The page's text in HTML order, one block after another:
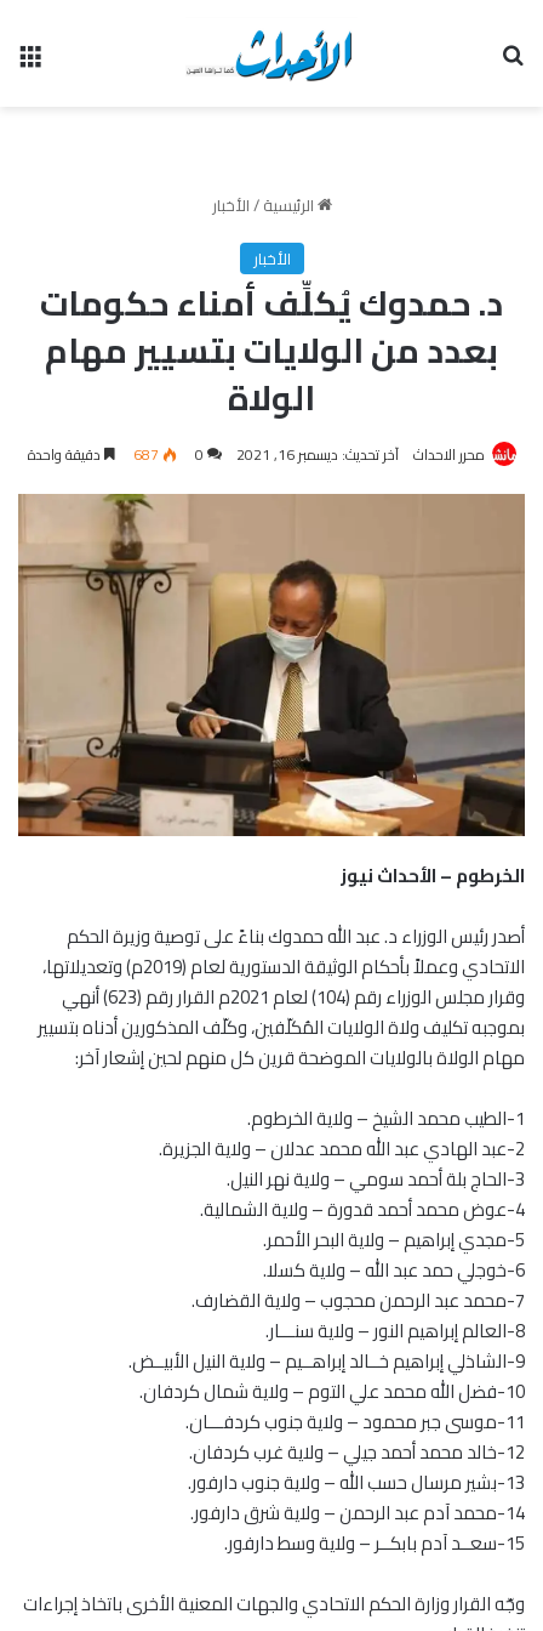
الرئيسية/الأخبار
الأخبار
د. حمدوك يُكلِّف أمناء حكومات
بعدد من الولايات بتسيير مهام
الولاة
محرر الاحداث آخر تحديث: ديسمبر 16, 2021 0
687 دقيقة واحدة
الخرطوم – الأحداث نيوز
أصدر رئيس الوزراء د. عبد الله حمدوك بناءً على توصية وزيرة الحكم
الاتحادي وعملاً بأحكام الوثيقة الدستورية لعام (2019م) وتعديلاتها،
وقرار مجلس الوزراء رقم (104) لعام 2021م القرار رقم (623) أنهي
بموجبه تكليف ولاة الولايات المُكلّفين، وكلّف المذكورين أدناه بتسيير
مهام الولاة بالولايات الموضحة قرين كل منهم لحين إشعار آخر:
1-الطيب محمد الشيخ – ولاية الخرطوم.
2-عبد الهادي عبد الله محمد عدلان – ولاية الجزيرة.
3-الحاج بلة أحمد سومي – ولاية نهر النيل.
4-عوض محمد أحمد قدورة – ولاية الشمالية.
5-مجدي إبراهيم – ولاية البحر الأحمر.
6-خوجلي حمد عبد الله – ولاية كسلا.
7-محمد عبد الرحمن محجوب – ولاية القضارف.
8-العالم إبراهيم النور – ولاية سنـــار.
9-الشاذلي إبراهيم خــالد إبراهــيم – ولاية النيل الأبيــض.
10-فضل الله محمد علي التوم – ولاية شمال كردفان.
11-موسى جبر محمود – ولاية جنوب كردفـــان.
12-خالد محمد أحمد جيلي – ولاية غرب كردفان.
13-بشير مرسال حسب الله – ولاية جنوب دارفور.
14-محمد آدم عبد الرحمن – ولاية شرق دارفور.
15-سعــد آدم بابكــر – ولاية وسط دارفور.
وجّه القرار وزارة الحكم الاتحادي والجهات المعنية الأخرى باتخاذ إجراءات